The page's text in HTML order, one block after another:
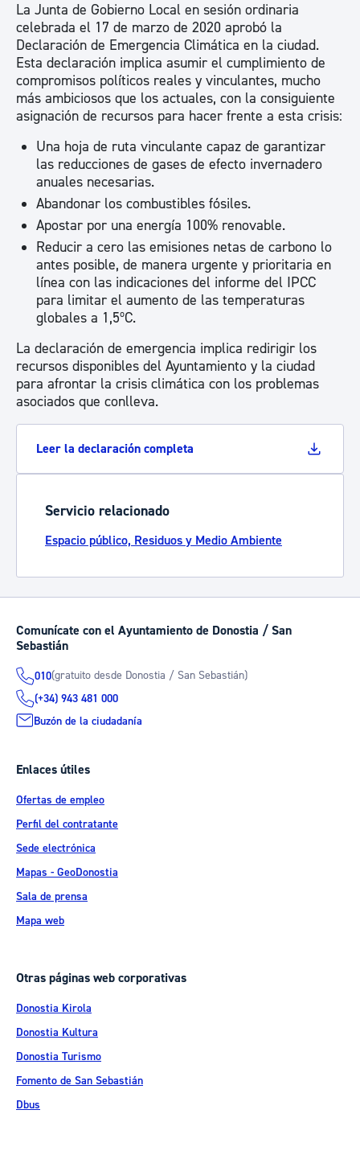
La Junta de Gobierno Local en sesión ordinaria
celebrada el 17 de marzo de 2020 aprobó la
Declaración de Emergencia Climática en la ciudad.
Esta declaración implica asumir el cumplimiento de
compromisos políticos reales y vinculantes, mucho
más ambiciosos que los actuales, con la consiguiente
asignación de recursos para hacer frente a esta crisis:
Una hoja de ruta vinculante capaz de garantizar
las reducciones de gases de efecto invernadero
anuales necesarias.
Abandonar los combustibles fósiles.
Apostar por una energía 100% renovable.
Reducir a cero las emisiones netas de carbono lo
antes posible, de manera urgente y prioritaria en
línea con las indicaciones del informe del IPCC
para limitar el aumento de las temperaturas
globales a 1,5ºC.
La declaración de emergencia implica redirigir los
recursos disponibles del Ayuntamiento y la ciudad
para afrontar la crisis climática con los problemas
asociados que conlleva.
Leer la declaración completa
Servicio relacionado
Espacio público, Residuos y Medio Ambiente
Comunícate con el Ayuntamiento de Donostia / San
Sebastián
010(gratuito desde Donostia / San Sebastián)
(+34) 943 481 000
Buzón de la ciudadanía
Enlaces útiles
Ofertas de empleo
Perfil del contratante
Sede electrónica
Mapas - GeoDonostia
Sala de prensa
Mapa web
Otras páginas web corporativas
Donostia Kirola
Donostia Kultura
Donostia Turismo
Fomento de San Sebastián
Dbus